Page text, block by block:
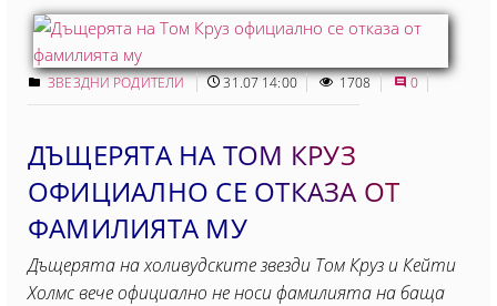
ЗВЕЗДНИ РОДИТЕЛИ 31.07 14:00 1708 0
ДЪЩЕРЯТА НА ТОМ КРУЗ
ОФИЦИАЛНО СЕ ОТКАЗА ОТ
ФАМИЛИЯТА МУ
Дъщерята на холивудските звезди Том Круз и Кейти
Холмс вече официално не носи фамилията на баща